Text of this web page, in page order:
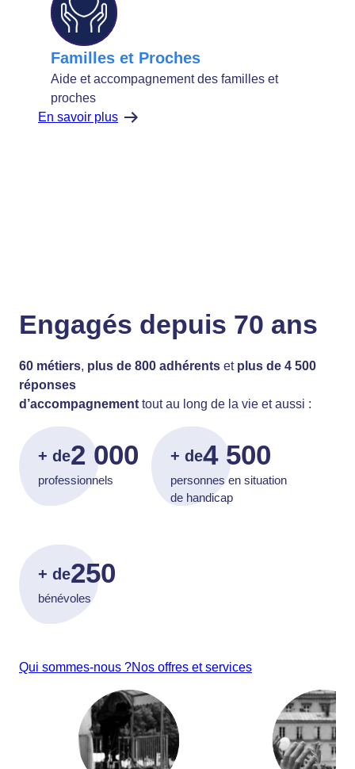
Familles et Proches
Aide et accompagnement des familles et
proches
En savoir plus
Engagés depuis 70 ans
60 métiers, plus de 800 adhérents et plus de 4 500
réponses
d’accompagnement tout au long de la vie et aussi :
+ de2 000
professionnels
+ de4 500
personnes en situation
de handicap
+ de250
bénévoles
Qui sommes-nous ?Nos offres et services